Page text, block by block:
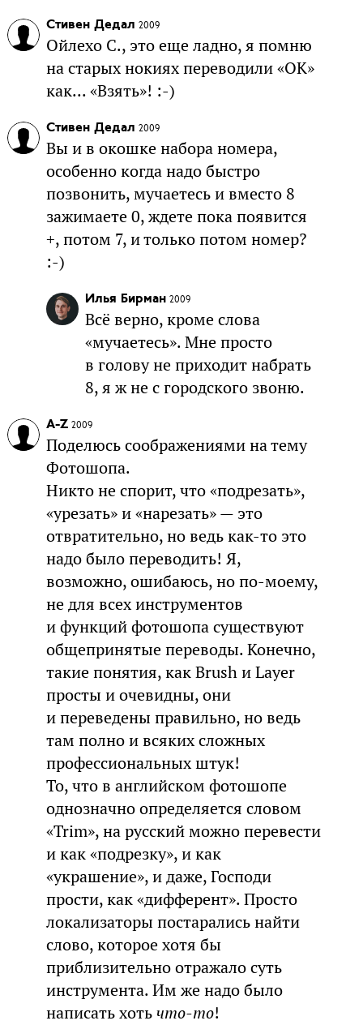
Стивен Дедал 2009
Ойлехо С., это еще ладно, я помню
на старых нокиях переводили «ОК»
как... «Взять»! :-)
Стивен Дедал 2009
Вы и в окошке набора номера,
особенно когда надо быстро
позвонить, мучаетесь и вместо 8
зажимаете 0, ждете пока появится
+, потом 7, и только потом номер?
:-)
Илья Бирман 2009
Всё верно, кроме слова
«мучаетесь». Мне просто
в голову не приходит набрать
8, я ж не с городского звоню.
A-Z 2009
Поделюсь соображениями на тему
Фотошопа.
Никто не спорит, что «подрезать»,
«урезать» и «нарезать» — это
отвратительно, но ведь как-то это
надо было переводить! Я,
возможно, ошибаюсь, но по-моему,
не для всех инструментов
и функций фотошопа существуют
общепринятые переводы. Конечно,
такие понятия, как Brush и Layer
просты и очевидны, они
и переведены правильно, но ведь
там полно и всяких сложных
профессиональных штук!
То, что в английском фотошопе
однозначно определяется словом
«Trim», на русский можно перевести
и как «подрезку», и как
«украшение», и даже, Господи
прости, как «дифферент». Просто
локализаторы постарались найти
слово, которое хотя бы
приблизительно отражало суть
инструмента. Им же надо было
написать хотьчто-то!